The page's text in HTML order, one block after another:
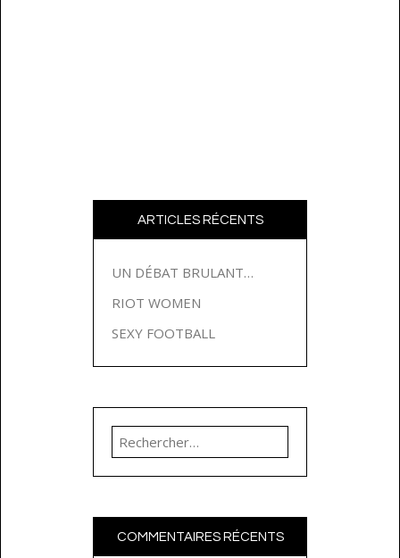
ARTICLES RÉCENTS
UN DÉBAT BRULANT…
RIOT WOMEN
SEXY FOOTBALL
Rechercher :
COMMENTAIRES RÉCENTS